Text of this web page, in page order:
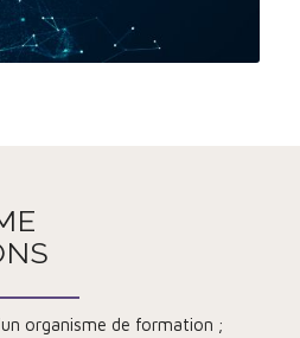
organisme de formation ;